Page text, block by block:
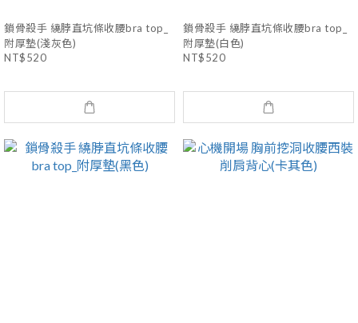
鎖骨殺手 繞脖直坑條收腰bra top_
附厚墊(淺灰色)
NT$520
鎖骨殺手 繞脖直坑條收腰bra top_
附厚墊(白色)
NT$520